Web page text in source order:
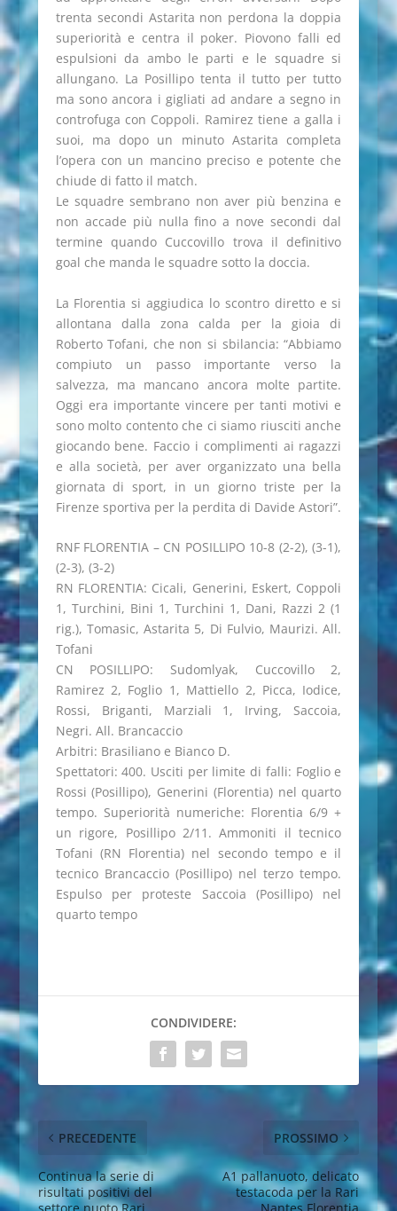
trenta secondi Astarita non perdona la doppia
superiorità e centra il poker. Piovono falli ed
espulsioni da ambo le parti e le squadre si
allungano. La Posillipo tenta il tutto per tutto
ma sono ancora i gigliati ad andare a segno in
controfuga con Coppoli. Ramirez tiene a galla i
suoi, ma dopo un minuto Astarita completa
l’opera con un mancino preciso e potente che
chiude di fatto il match.
Le squadre sembrano non aver più benzina e
non accade più nulla fino a nove secondi dal
termine quando Cuccovillo trova il definitivo
goal che manda le squadre sotto la doccia.
La Florentia si aggiudica lo scontro diretto e si
allontana dalla zona calda per la gioia di
Roberto Tofani, che non si sbilancia: “Abbiamo
compiuto un passo importante verso la
salvezza, ma mancano ancora molte partite.
Oggi era importante vincere per tanti motivi e
sono molto contento che ci siamo riusciti anche
giocando bene. Faccio i complimenti ai ragazzi
e alla società, per aver organizzato una bella
giornata di sport, in un giorno triste per la
Firenze sportiva per la perdita di Davide Astori”.
RNF FLORENTIA – CN POSILLIPO 10-8 (2-2), (3-1),
(2-3), (3-2)
RN FLORENTIA: Cicali, Generini, Eskert, Coppoli
1, Turchini, Bini 1, Turchini 1, Dani, Razzi 2 (1
rig.), Tomasic, Astarita 5, Di Fulvio, Maurizi. All.
Tofani
CN POSILLIPO: Sudomlyak, Cuccovillo 2,
Ramirez 2, Foglio 1, Mattiello 2, Picca, Iodice,
Rossi, Briganti, Marziali 1, Irving, Saccoia,
Negri. All. Brancaccio
Arbitri: Brasiliano e Bianco D.
Spettatori: 400. Usciti per limite di falli: Foglio e
Rossi (Posillipo), Generini (Florentia) nel quarto
tempo. Superiorità numeriche: Florentia 6/9 +
un rigore, Posillipo 2/11. Ammoniti il tecnico
Tofani (RN Florentia) nel secondo tempo e il
tecnico Brancaccio (Posillipo) nel terzo tempo.
Espulso per proteste Saccoia (Posillipo) nel
quarto tempo
CONDIVIDERE:
PRECEDENTE
Continua la serie di
risultati positivi del
PROSSIMO
A1 pallanuoto, delicato
testacoda per la Rari